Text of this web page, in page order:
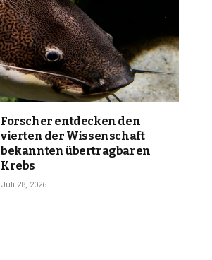
Forscher entdecken den
vierten der Wissenschaft
bekannten übertragbaren
Krebs
Juli 28, 2026